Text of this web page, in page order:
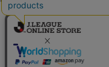
本サイトで使用している文
© JAPAN PROFESSIONAL